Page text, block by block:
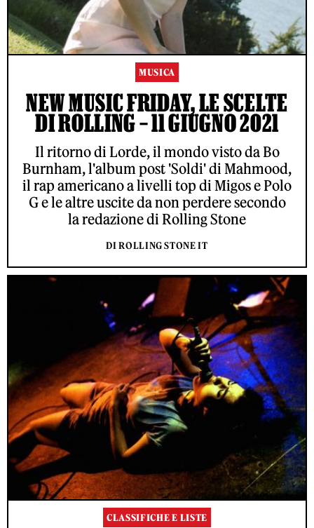
MUSICA
NEW MUSIC FRIDAY, LE SCELTE
DI ROLLING – 11 GIUGNO 2021
Il ritorno di Lorde, il mondo visto da Bo
Burnham, l'album post 'Soldi' di Mahmood,
il rap americano a livelli top di Migos e Polo
G e le altre uscite da non perdere secondo
la redazione di Rolling Stone
DI ROLLING STONE IT
CLASSIFICHE E LISTE